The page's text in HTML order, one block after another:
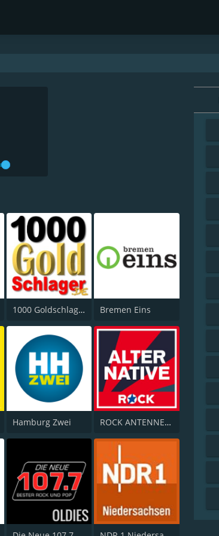
1000 Goldschlager Bremen Eins
Hamburg Zwei ROCK ANTENNE Alternative